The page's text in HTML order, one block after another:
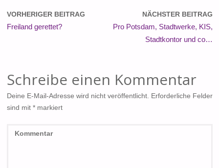
VORHERIGER BEITRAG
Freiland gerettet?
NÄCHSTER BEITRAG
Pro Potsdam, Stadtwerke, KIS,
Stadtkontor und co…
Schreibe einen Kommentar
Deine E-Mail-Adresse wird nicht veröffentlicht. Erforderliche Felder
sind mit *markiert